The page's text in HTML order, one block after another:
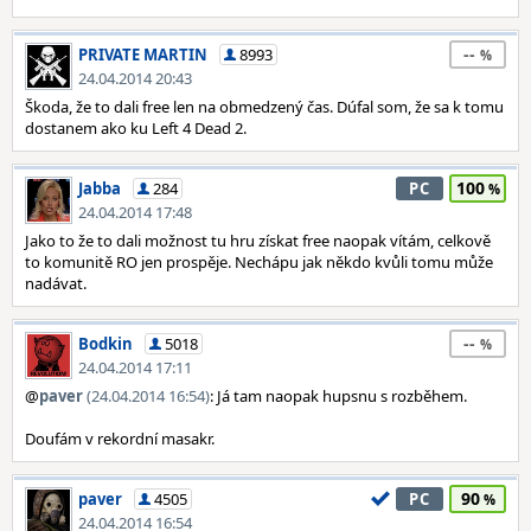
PRIVATE MARTIN
8993
24.04.2014 20:43
--
Škoda, že to dali free len na obmedzený čas. Dúfal som, že sa k tomu
dostanem ako ku Left 4 Dead 2.
Jabba
284
24.04.2014 17:48
PC 100
Jako to že to dali možnost tu hru získat free naopak vítám, celkově
to komunitě RO jen prospěje. Nechápu jak někdo kvůli tomu může
nadávat.
Bodkin
5018
24.04.2014 17:11
--
@paver(24.04.2014 16:54): Já tam naopak hupsnu s rozběhem.
Doufám v rekordní masakr.
paver
4505
24.04.2014 16:54
PC 90